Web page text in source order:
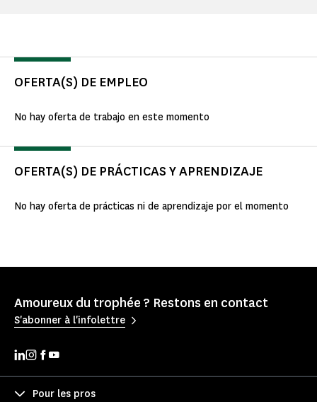
OFERTA(S) DE EMPLEO
No hay oferta de trabajo en este momento
OFERTA(S) DE PRÁCTICAS Y APRENDIZAJE
No hay oferta de prácticas ni de aprendizaje por el momento
Amoureux du trophée ? Restons en contact
S'abonner à l'infolettre
Pour les pros